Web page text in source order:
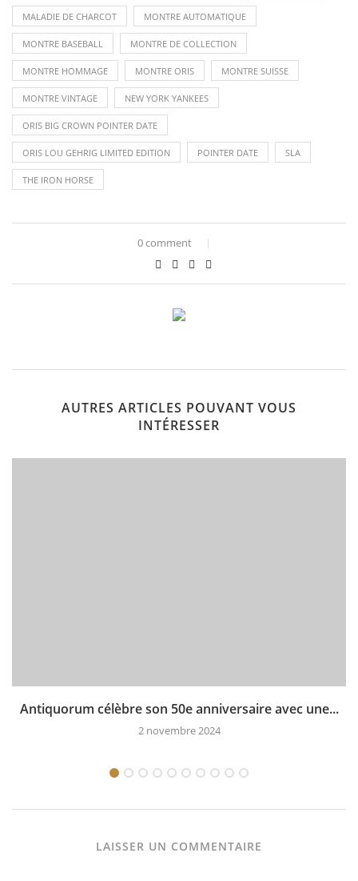
MALADIE DE CHARCOT MONTRE AUTOMATIQUE
MONTRE BASEBALL MONTRE DE COLLECTION
MONTRE HOMMAGE MONTRE ORIS MONTRE SUISSE
MONTRE VINTAGE NEW YORK YANKEES
ORIS BIG CROWN POINTER DATE
ORIS LOU GEHRIG LIMITED EDITION POINTER DATE SLA
THE IRON HORSE
0 comment
AUTRES ARTICLES POUVANT VOUS
INTÉRESSER
Antiquorum célèbre son 50e anniversaire avec une...
2 novembre 2024
LAISSER UN COMMENTAIRE